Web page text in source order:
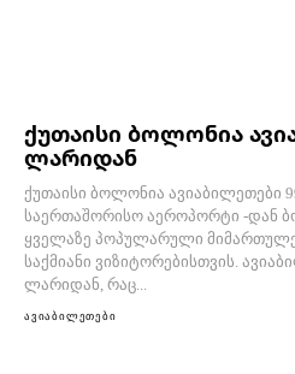
ქუთაისი ბოლონია
ლარიდან
ქუთაისი ბოლონია ავიაბილეთები
საერთაშორისო აეროპორტი -დან
ყველაზე პოპულარული
საქმიანი ვიზიტორებისთვის.
ლარიდან, რაც...
ავიაბილეთები